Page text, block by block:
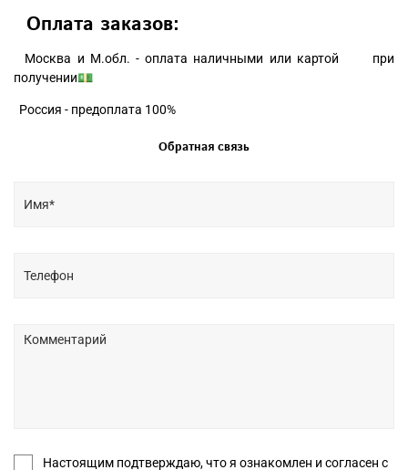
Оплата заказов:
Москва и М.обл. - оплата наличными или картой при
получении💵
Россия - предоплата 100%
Обратная связь
Настоящим подтверждаю, что я ознакомлен и согласен с